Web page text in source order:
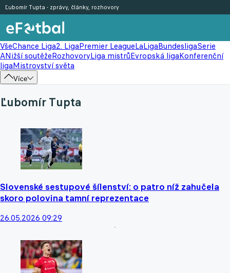
VšeChance Liga2. LigaPremier LeagueLaLigaBundesligaSerie
ANižší soutěžeRozhovoryLiga mistrůEvropská ligaKonferenční
ligaMistrovství světa
Více
Ľubomír Tupta - zprávy, články, rozhovory
Ľubomír Tupta
Slovenské sestupové šílenství: o patro níž zahučela
skoro polovina tamní reprezentace
26.05.2026 09:29